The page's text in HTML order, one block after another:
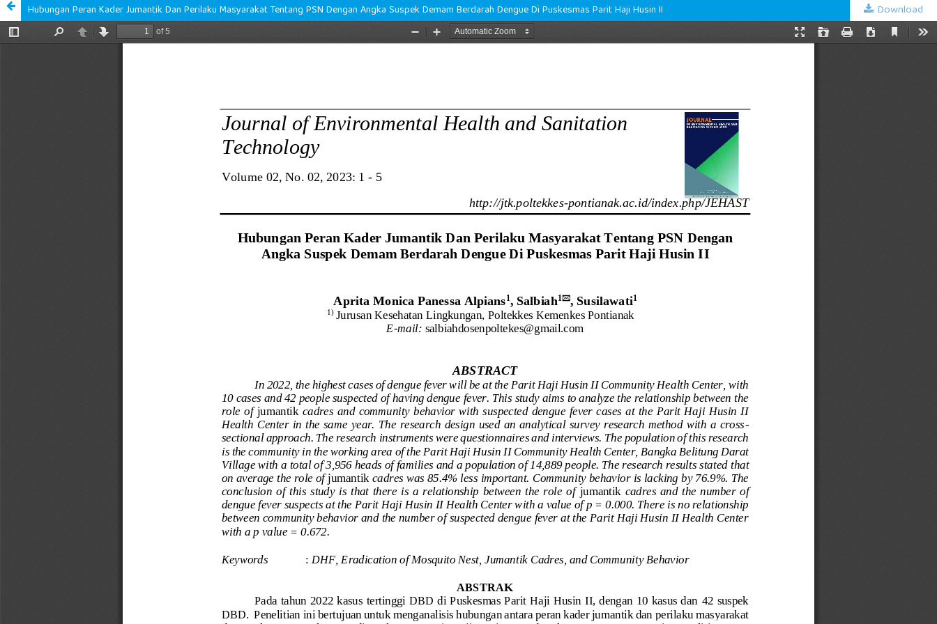
Hubungan Peran Kader Jumantik Dan Perilaku Masyarakat Tentang PSN Dengan Angka Suspek Demam Berdarah Dengue Di Puskesmas Parit Haji Husin II Download